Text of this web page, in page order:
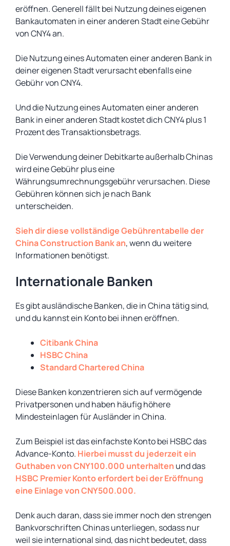
eröffnen. Generell fällt bei Nutzung deines eigenen
Bankautomaten in einer anderen Stadt eine Gebühr
von CNY4 an.
Die Nutzung eines Automaten einer anderen Bank in
deiner eigenen Stadt verursacht ebenfalls eine
Gebühr von CNY4.
Und die Nutzung eines Automaten einer anderen
Bank in einer anderen Stadt kostet dich CNY4 plus 1
Prozent des Transaktionsbetrags.
Die Verwendung deiner Debitkarte außerhalb Chinas
wird eine Gebühr plus eine
Währungsumrechnungsgebühr verursachen. Diese
Gebühren können sich je nach Bank
unterscheiden.
Sieh dir diese vollständige Gebührentabelle der
China Construction Bank an, wenn du weitere
Informationen benötigst.
Internationale Banken
Es gibt ausländische Banken, die in China tätig sind,
und du kannst ein Konto bei ihnen eröffnen.
Citibank China
HSBC China
Standard Chartered China
Diese Banken konzentrieren sich auf vermögende
Privatpersonen und haben häufig höhere
Mindesteinlagen für Ausländer in China.
Zum Beispiel ist das einfachste Konto bei HSBC das
Advance-Konto. Hierbei musst du jederzeit ein
Guthaben von CNY100.000 unterhalten und das
HSBC Premier Konto erfordert bei der Eröffnung
eine Einlage von CNY500.000.
Denk auch daran, dass sie immer noch den strengen
Bankvorschriften Chinas unterliegen, sodass nur
weil sie international sind, das nicht bedeutet, dass